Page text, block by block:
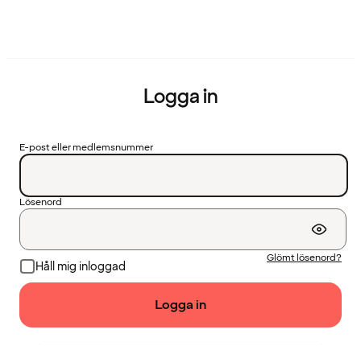
Logga in
E-post eller medlemsnummer
Lösenord
Håll mig inloggad
Glömt lösenord?
Logga in